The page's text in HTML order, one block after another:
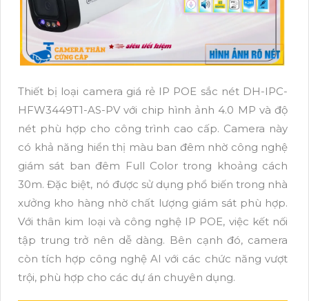
Thiết bị loại camera giá rẻ IP POE sắc nét DH-IPC-
HFW3449T1-AS-PV với chip hình ảnh 4.0 MP và độ
nét phù hợp cho công trình cao cấp. Camera này
có khả năng hiển thị màu ban đêm nhờ công nghệ
giám sát ban đêm Full Color trong khoảng cách
30m. Đặc biệt, nó được sử dụng phổ biến trong nhà
xưởng kho hàng nhờ chất lượng giám sát phù hợp.
Với thân kim loại và công nghệ IP POE, việc kết nối
tập trung trở nên dễ dàng. Bên cạnh đó, camera
còn tích hợp công nghệ AI với các chức năng vượt
trội, phù hợp cho các dự án chuyên dụng.